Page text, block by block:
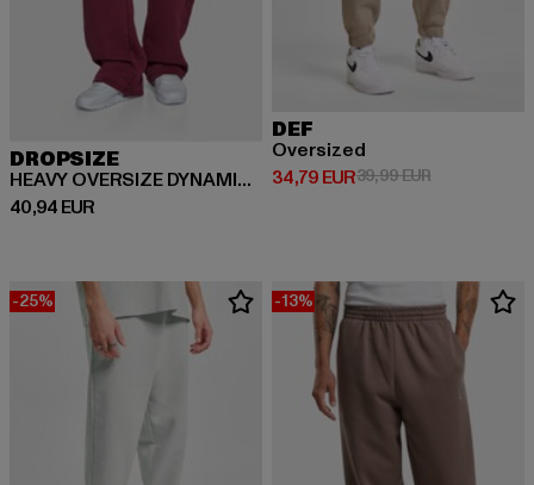
DROPSIZE
HEAVY OVERSIZE DYNAMIC HD LOGO
40,94 EUR
Derzeitiger Preis: 40,94 EUR
DEF
Oversized
34,79 EUR
Derzeitiger Preis: 34,79 EUR
39,99 EURAktionspreis:
-25% -13%